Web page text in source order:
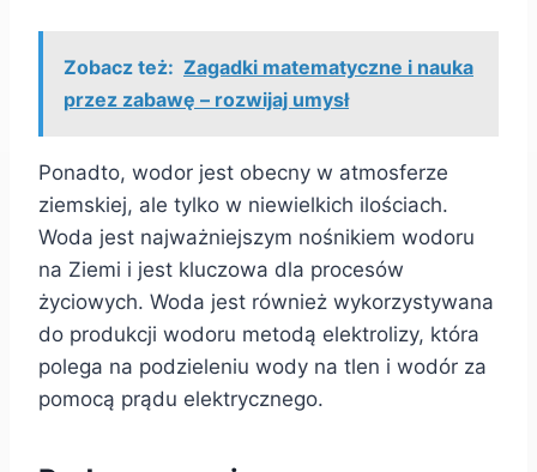
Zobacz też: Zagadki matematyczne i nauka
przez zabawę – rozwijaj umysł
Ponadto, wodor jest obecny w atmosferze
ziemskiej, ale tylko w niewielkich ilościach.
Woda jest najważniejszym nośnikiem wodoru
na Ziemi i jest kluczowa dla procesów
życiowych. Woda jest również wykorzystywana
do produkcji wodoru metodą elektrolizy, która
polega na podzieleniu wody na tlen i wodór za
pomocą prądu elektrycznego.